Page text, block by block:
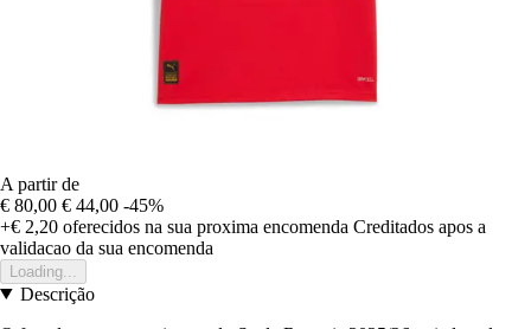
A partir de
€ 80,00 € 44,00 -45%
+€ 2,20 oferecidos na sua proxima encomenda Creditados apos a
validacao da sua encomenda
Loading...
Descrição